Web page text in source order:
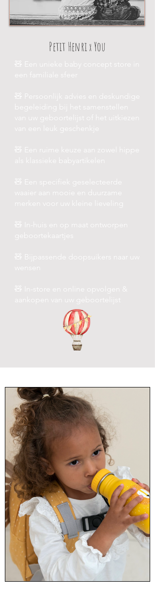
Petit Henri xYou
🧸 Een unieke baby concept store in
een familiale sfeer
🧸 Persoonlijk advies en deskundige
begeleiding bij het samenstellen
van uw geboortelijst of het uitkiezen
van een leuk geschenkje
🧸 Een ruime keuze aan zowel hippe
als klassieke babyartikelen
🧸 Een specifiek geselecteerde
waaier aan mooie en duurzame
merken voor uw kleine lieveling
🧸 In-huis en op maat ontworpen
geboortekaartjes
🧸 Bijpassende doopsuikers naar uw
wensen
🧸 In-store en online opvolgen &
aankopen van uw geboortelijst